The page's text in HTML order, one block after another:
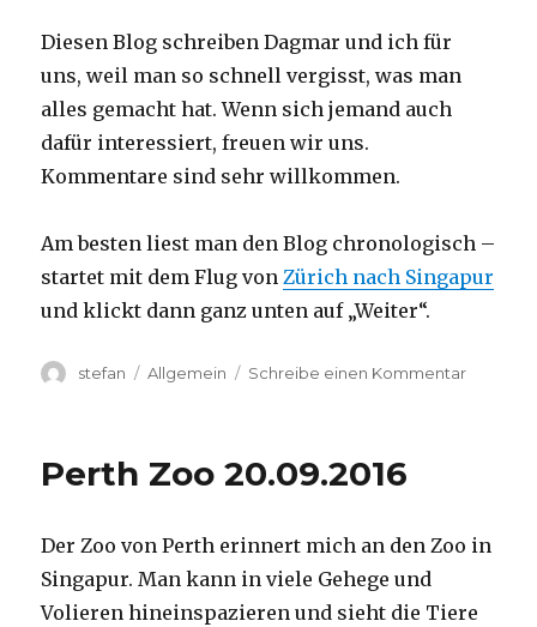
Diesen Blog schreiben Dagmar und ich für
uns, weil man so schnell vergisst, was man
alles gemacht hat. Wenn sich jemand auch
dafür interessiert, freuen wir uns.
Kommentare sind sehr willkommen.
Am besten liest man den Blog chronologisch –
startet mit dem Flug vonZürich nach Singapur
und klickt dann ganz unten auf „Weiter“.
Autor
stefan Kategorien
Allgemein Schreibe einen Kommentarzu
Perth
Perth Zoo 20.09.2016
Der Zoo von Perth erinnert mich an den Zoo in
Singapur. Man kann in viele Gehege und
Volieren hineinspazieren und sieht die Tiere